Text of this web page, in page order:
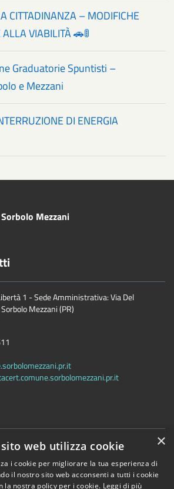
CITTADINANZA – MODIFICHE
VIABILITÀ 🚗🚦
Graduatorie Spuntisti –
e Mezzani
DI ENERGIA
Mezzani
1 - Sede Amministrativa: Via Del
Mezzani (PR)
×
web utilizza cookie
i cookie per migliorare la tua esperienza di
il nostro sito web acconsenti a tutti i cookie
la nostra policy per i cookie. Leggi di più